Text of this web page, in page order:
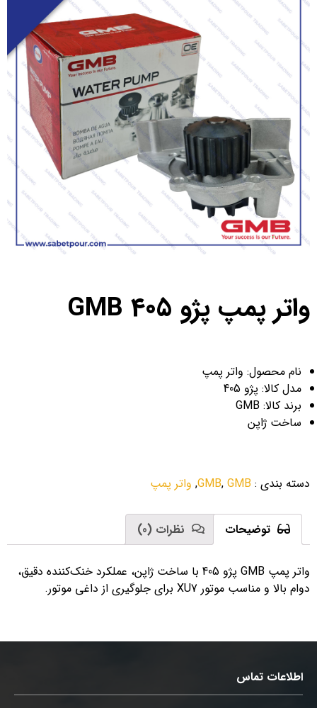
واتر پمپ پژو 405 GMB
نام محصول: واتر پمپ
مدل کالا: پژو 405
برند کالا: GMB
ساخت ژاپن
دسته بندی :
GMB, GMB
, واتر پمپ
توضیحات نظرات (0)
واتر پمپ GMB پژو 405 با ساخت ژاپن، عملکرد خنک‌کننده دقیق،
دوام بالا و مناسب موتور XU7 برای جلوگیری از داغی موتور.
اطلاعات تماس